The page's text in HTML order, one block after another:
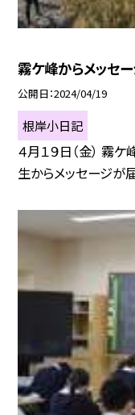
霧ケ峰からメッセ
公開日 2024/04/19
根岸小日記
４月１９日（金） 霧
生からメッセージが